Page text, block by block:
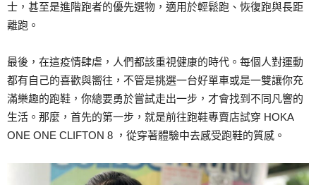
士，甚至是進階跑者的優先選物，適用於輕鬆跑、恢復跑與長距
離跑。
最後，在這疫情肆虐，人們都該重視健康的時代。每個人對運動
都有自己的喜歡與嚮往，不管是挑選一台好單車或是一雙讓你充
滿樂趣的跑鞋，你總要勇於嘗試走出一步，才會找到不同凡響的
生活。那麼，首先的第一步，就是前往跑鞋專賣店試穿 HOKA
ONE ONE CLIFTON 8 ，從穿著體驗中去感受跑鞋的質感。